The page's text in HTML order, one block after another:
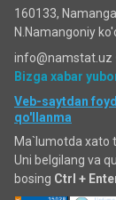
160133,
N.Namangoniy
info@namstat.uz
Bizga xabar
Veb-saytdan
qo'llanma
Ma`lumotda xato
Uni belgilang va
bosing Ctrl +